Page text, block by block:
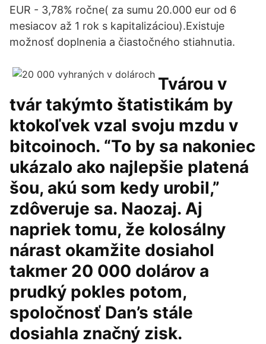
EUR - 3,78% ročne( za sumu 20.000 eur od 6
mesiacov až 1 rok s kapitalizáciou).Existuje
možnosť doplnenia a čiastočného stiahnutia.
Tvárou v
tvár takýmto štatistikám by
ktokoľvek vzal svoju mzdu v
bitcoinoch. “To by sa nakoniec
ukázalo ako najlepšie platená
šou, akú som kedy urobil,”
zdôveruje sa. Naozaj. Aj
napriek tomu, že kolosálny
nárast okamžite dosiahol
takmer 20 000 dolárov a
prudký pokles potom,
spoločnosť Dan’s stále
dosiahla značný zisk.